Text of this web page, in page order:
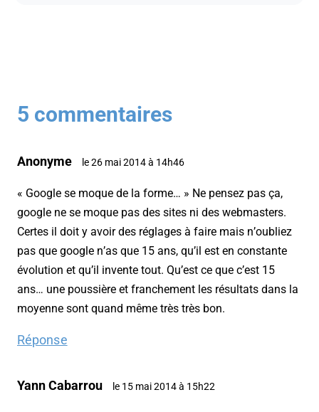
5 commentaires
Anonyme le 26 mai 2014 à 14h46
« Google se moque de la forme… » Ne pensez pas ça,
google ne se moque pas des sites ni des webmasters.
Certes il doit y avoir des réglages à faire mais n’oubliez
pas que google n’as que 15 ans, qu’il est en constante
évolution et qu’il invente tout. Qu’est ce que c’est 15
ans… une poussière et franchement les résultats dans la
moyenne sont quand même très très bon.
Réponse
Yann Cabarrou le 15 mai 2014 à 15h22